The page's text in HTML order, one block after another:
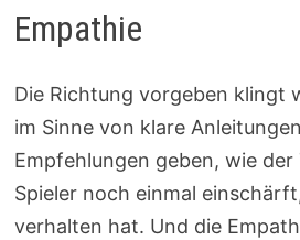
Empathie
Die Richtung vorgeben klingt
im Sinne von klare
Empfehlungen geben, wie der
Spieler noch einmal
verhalten hat. Und die